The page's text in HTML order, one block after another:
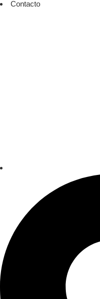
Contacto